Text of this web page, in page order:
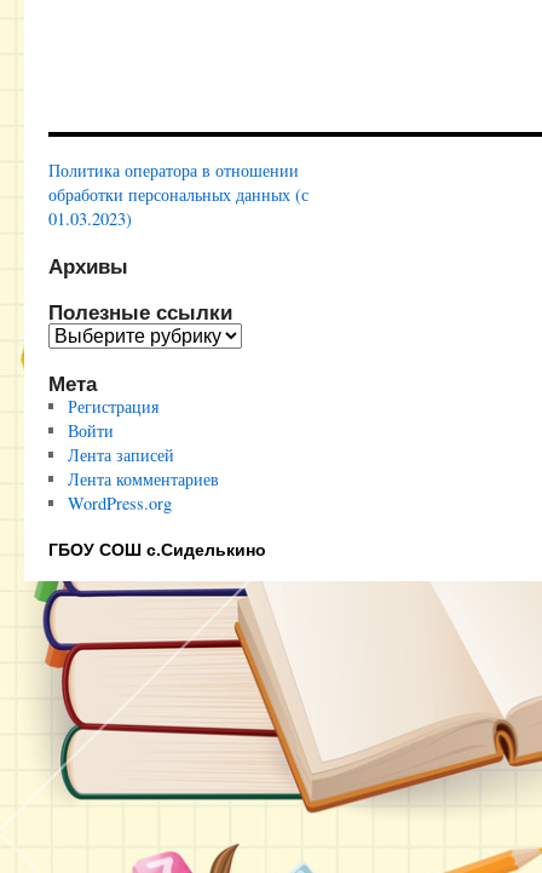
Политика оператора в отношении
обработки персональных данных (с
01.03.2023)
Архивы
Полезные ссылки
Полезные
Мета
Регистрация
Войти
Лента записей
Лента комментариев
WordPress.org
ГБОУ СОШ с.Сиделькино